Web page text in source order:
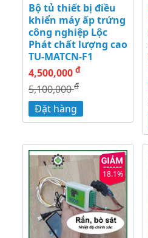
Bộ tủ thiết bị điều
khiển máy ấp trứng
công nghiệp Lộc
Phát chất lượng cao
TU-MATCN-F1
4,500,000 đ
5,100,000đ
Đặt hàng
18.1%